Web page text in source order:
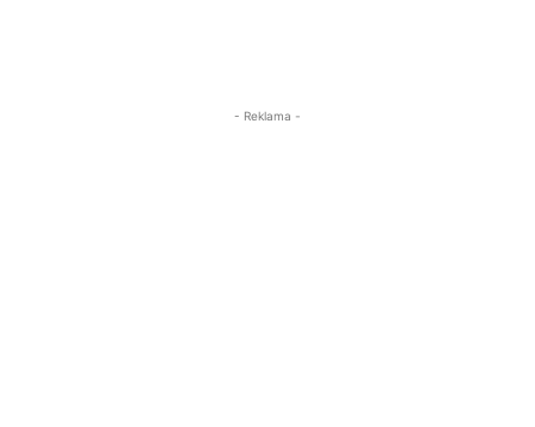
- Reklama -